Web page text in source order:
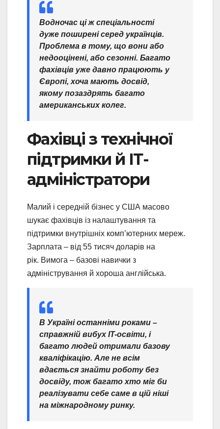
Водночас ці ж спеціальності
дуже поширені серед українців.
Проблема в тому, що вони або
недооцінені, або сезонні. Багато
фахівців уже давно працюють у
Європі, хоча мають досвід,
якому позаздрять багато
американських колег.
Фахівці з технічної
підтримки й ІТ-
адміністратори
Малий і середній бізнес у США масово
шукає фахівців із налаштування та
підтримки внутрішніх комп’ютерних мереж.
Зарплата – від 55 тисяч доларів на
рік. Вимога – базові навички з
адміністрування й хороша англійська.
В Україні останніми роками –
справжній вибух IT-освіти, і
багато людей отримали базову
кваліфікацію. Але не всім
вдається знайти роботу без
досвіду, тож багато хто міг би
реалізувати себе саме в цій ніші
на міжнародному ринку.